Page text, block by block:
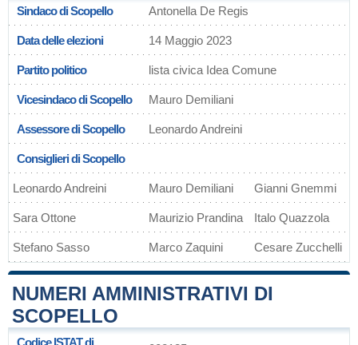
Sindaco di Scopello Antonella De Regis
Data delle elezioni 14 Maggio 2023
Partito politico lista civica Idea Comune
Vicesindaco di Scopello Mauro Demiliani
Assessore di Scopello Leonardo Andreini
Consiglieri di Scopello
Leonardo Andreini Mauro Demiliani Gianni Gnemmi
Sara Ottone Maurizio Prandina Italo Quazzola
Stefano Sasso Marco Zaquini Cesare Zucchelli
NUMERI AMMINISTRATIVI DI
SCOPELLO
CodiceISTATdi